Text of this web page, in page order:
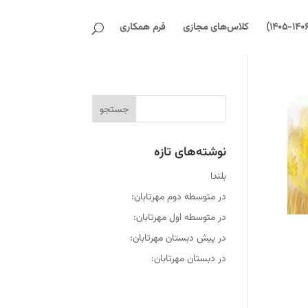
کلاس‌های مجازی فرم همکاری
نوشته‌های تازه
بلندا
در متوسطه دوم مهرتابان:
در متوسطه اول مهرتابان:
در پیش دبستان مهرتابان:
در دبستان مهرتابان: